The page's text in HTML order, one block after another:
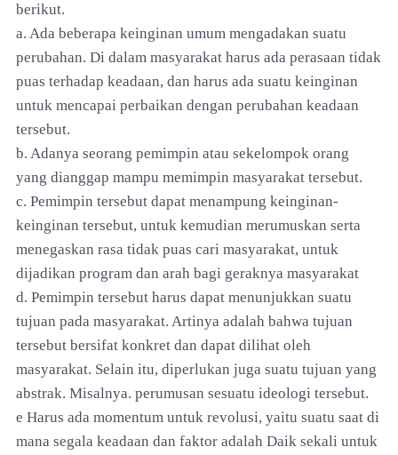
berikut.
a. Ada beberapa keinginan umum mengadakan suatu
perubahan. Di dalam masyarakat harus ada perasaan tidak
puas terhadap keadaan, dan harus ada suatu keinginan
untuk mencapai perbaikan dengan perubahan keadaan
tersebut.
b. Adanya seorang pemimpin atau sekelompok orang
yang dianggap mampu memimpin masyarakat tersebut.
c. Pemimpin tersebut dapat menampung keinginan-
keinginan tersebut, untuk kemudian merumuskan serta
menegaskan rasa tidak puas cari masyarakat, untuk
dijadikan program dan arah bagi geraknya masyarakat
d. Pemimpin tersebut harus dapat menunjukkan suatu
tujuan pada masyarakat. Artinya adalah bahwa tujuan
tersebut bersifat konkret dan dapat dilihat oleh
masyarakat. Selain itu, diperlukan juga suatu tujuan yang
abstrak. Misalnya. perumusan sesuatu ideologi tersebut.
e Harus ada momentum untuk revolusi, yaitu suatu saat di
mana segala keadaan dan faktor adalah Daik sekali untuk